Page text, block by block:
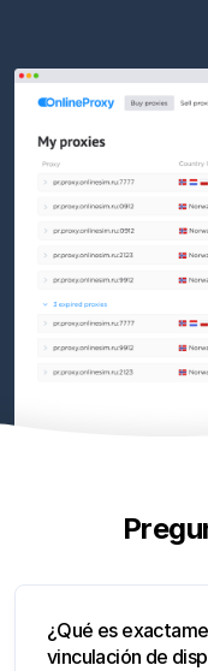
¿Qué es
vinculación de